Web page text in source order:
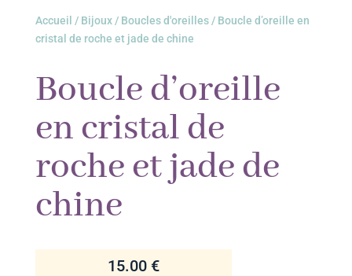
Accueil / Bijoux/ Boucles d'oreilles/ Boucle d’oreille en
cristal de roche et jade de chine
Boucle d’oreille
en cristal de
roche et jade de
chine
15.00 €